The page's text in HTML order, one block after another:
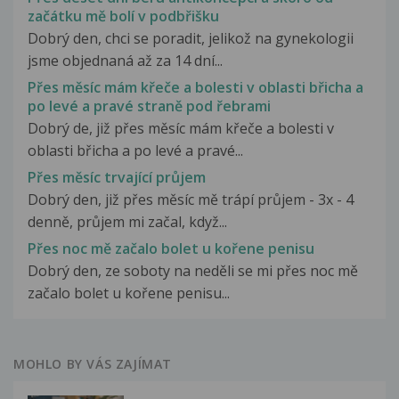
začátku mě bolí v podbřišku
Dobrý den, chci se poradit, jelikož na gynekologii
jsme objednaná až za 14 dní...
Přes měsíc mám křeče a bolesti v oblasti břicha a
po levé a pravé straně pod řebrami
Dobrý de, již přes měsíc mám křeče a bolesti v
oblasti břicha a po levé a pravé...
Přes měsíc trvající průjem
Dobrý den, již přes měsíc mě trápí průjem - 3x - 4
denně, průjem mi začal, když...
Přes noc mě začalo bolet u kořene penisu
Dobrý den, ze soboty na neděli se mi přes noc mě
začalo bolet u kořene penisu...
MOHLO BY VÁS ZAJÍMAT